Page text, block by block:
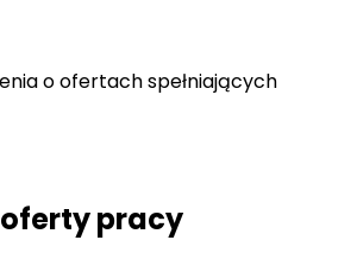
o ofertach spełniających
pracy